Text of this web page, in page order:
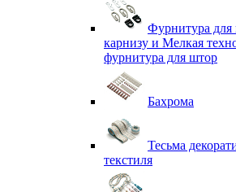
Фурнитура
карнизу и Мелкая
фурнитура для штор
Бахрома
Тесьма
текстиля